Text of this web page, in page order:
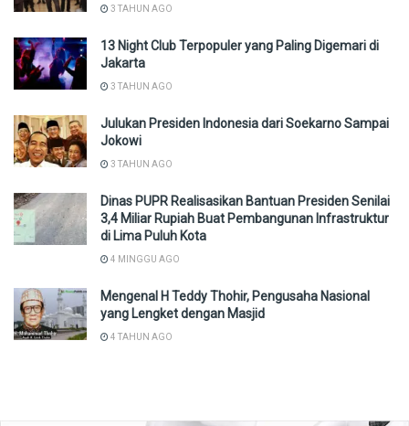
3 TAHUN AGO
13 Night Club Terpopuler yang Paling Digemari di
Jakarta
3 TAHUN AGO
Julukan Presiden Indonesia dari Soekarno Sampai
Jokowi
3 TAHUN AGO
Dinas PUPR Realisasikan Bantuan Presiden Senilai
3,4 Miliar Rupiah Buat Pembangunan Infrastruktur
di Lima Puluh Kota
4 MINGGU AGO
Mengenal H Teddy Thohir, Pengusaha Nasional
yang Lengket dengan Masjid
4 TAHUN AGO